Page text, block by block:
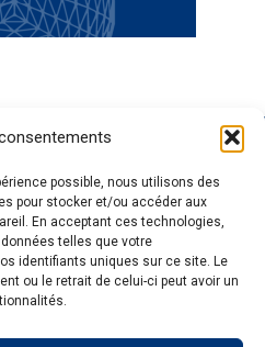
possible, nous utilisons des
pour stocker et/ou accéder aux
En acceptant ces technologies,
telles que votre
identifiants uniques sur ce site. Le
ou le retrait de celui-ci peut avoir un
Caractérisation
et traçage des
microorganismes
Analyse des
communautés
PRODUITS
Séquençage
Génotypage
Expression de